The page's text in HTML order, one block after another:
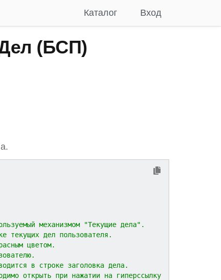
Вход
Каталог
(БСП)
механизмом "Текущие дела".
дел пользователя.
цветом.
в строке заголовка дела.
открыть при нажатии на гиперссылку